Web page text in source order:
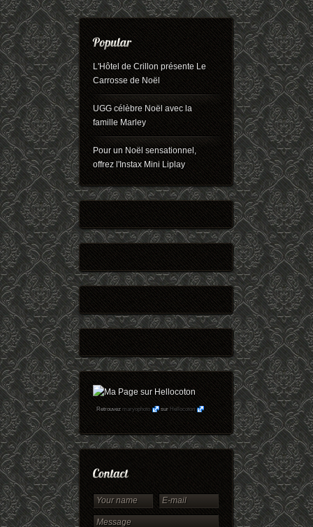
L'Hôtel de Crillon présente Le
Carrosse de Noël
UGG célèbre Noël avec la
famille Marley
Pour un Noël sensationnel,
offrez l'Instax Mini Liplay
Retrouvezmaryophoto surHellocoton